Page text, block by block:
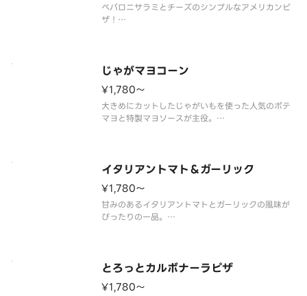
ペパロニサラミとチーズのシンプルなアメリカンピ
ザ！
じゃがマヨコーン
¥1,780〜
大きめにカットしたじゃがいもを使った人気のポテ
マヨと特製マヨソースが主役。
イタリアントマト＆ガーリック
¥1,780〜
甘みのあるイタリアントマトとガーリックの風味が
ぴったりの一品。
とろっとカルボナーラピザ
¥1,780〜